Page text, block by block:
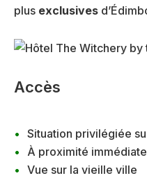
plus exclusives
Accès
Situation privilégiée
À proximité
Vue sur la vieille ville